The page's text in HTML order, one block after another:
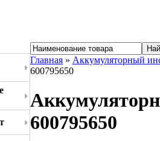
Главная » Аккумуляторный
600795650
600795650